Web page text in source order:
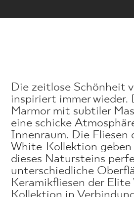
Die zeitlose Schönheit
inspiriert immer wieder.
Marmor mit subtiler
eine schicke
Innenraum. Die Fliesen
White-Kollektion geben
dieses Natursteins
unterschiedliche
Keramikfliesen der